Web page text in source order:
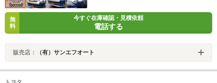
無
料
今すぐ在庫確認・見積依頼
電話する
販売店： （有）サンエフオート